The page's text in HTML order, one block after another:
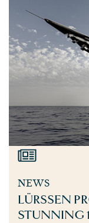
NEWS
LÜRSSEN
STUNNING